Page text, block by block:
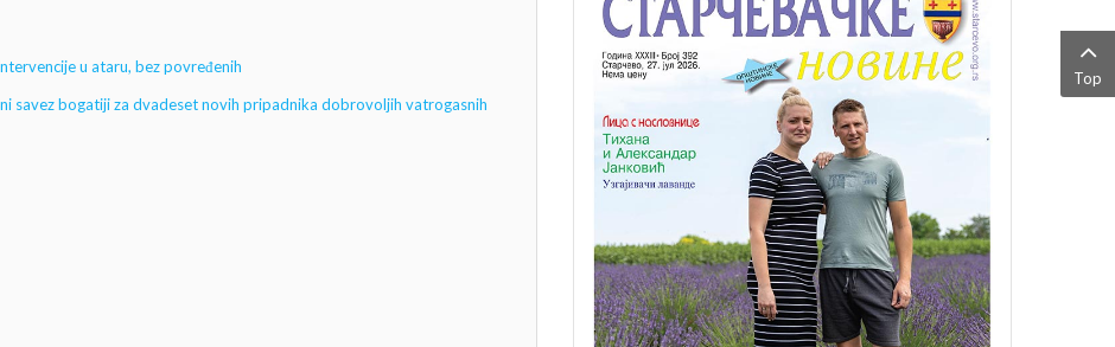
u ataru, bez povređenih
savez bogatiji za dvadeset novih pripadnika dobrovoljih vatrogasnih
Top